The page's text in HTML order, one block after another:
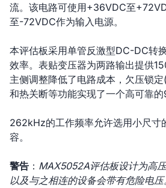
流。该电路可使用+36VDC至
至-72VDC作为输入电源。
本评估板采用单管反激型DC-DC转
效率。表贴变压器为两路输出提供
主侧调整降低了电路成本，欠压锁
和热关断等功能实现了一个高可靠的
262kHz的工作频率允许选用小尺寸
容。
警告 ： MAX5052A评估板设计为高
以及与之相连的设备会带有危险电